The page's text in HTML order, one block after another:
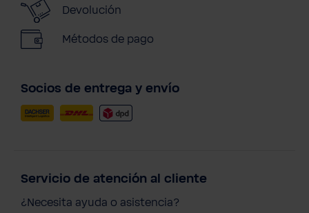
Devolución
Métodos de pago
Socios de entrega y envío
Servicio de atención al cliente
¿Necesita ayuda o asistencia?